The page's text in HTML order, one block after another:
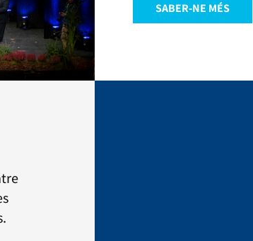
SABER-NE MÉS